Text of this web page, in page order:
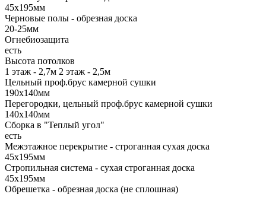
45х195мм
Черновые полы - обрезная доска
20-25мм
Огнебиозащита
есть
Высота потолков
1 этаж - 2,7м 2 этаж - 2,5м
Цельный проф.брус камерной сушки
190х140мм
Перегородки, цельный проф.брус камерной сушки
140х140мм
Сборка в "Теплый угол"
есть
Межэтажное перекрытие - строганная сухая доска
45х195мм
Стропильная система - сухая строганная доска
45х195мм
Обрешетка - обрезная доска (не сплошная)